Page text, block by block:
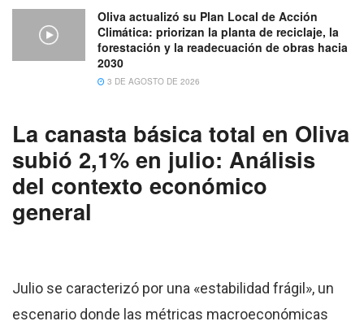
Oliva actualizó su Plan Local de Acción
Climática: priorizan la planta de reciclaje, la
forestación y la readecuación de obras hacia
2030
3 DE AGOSTO DE 2026
La canasta básica total en Oliva
subió 2,1% en julio: Análisis
del contexto económico
general
Julio se caracterizó por una «estabilidad frágil», un
escenario donde las métricas macroeconómicas